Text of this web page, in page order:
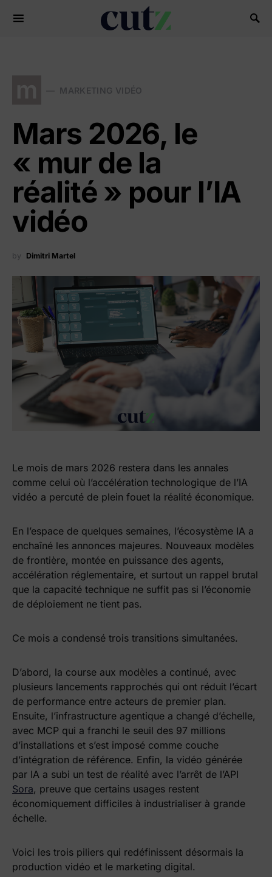
Search for:
MARKETING VIDÉO
Mars 2026, le
« mur de la
réalité » pour l’IA
vidéo
by Dimitri Martel
Le mois de mars 2026 restera dans les annales
comme celui où l’accélération technologique de l’IA
vidéo a percuté de plein fouet la réalité économique.
En l’espace de quelques semaines, l’écosystème IA a
enchaîné les annonces majeures. Nouveaux modèles
de frontière, montée en puissance des agents,
accélération réglementaire, et surtout un rappel brutal
que la capacité technique ne suffit pas si l’économie
de déploiement ne tient pas.
Ce mois a condensé trois transitions simultanées.
D’abord, la course aux modèles a continué, avec
plusieurs lancements rapprochés qui ont réduit l’écart
de performance entre acteurs de premier plan.
Ensuite, l’infrastructure agentique a changé d’échelle,
avec MCP qui a franchi le seuil des 97 millions
d’installations et s’est imposé comme couche
d’intégration de référence. Enfin, la vidéo générée
par IA a subi un test de réalité avec l’arrêt de l’API
Sora, preuve que certains usages restent
économiquement difficiles à industrialiser à grande
échelle.
Voici les trois piliers qui redéfinissent désormais la
production vidéo et le marketing digital.